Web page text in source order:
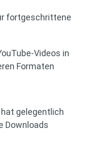
fortgeschrittene
Videos in
Formaten
gelegentlich
Downloads